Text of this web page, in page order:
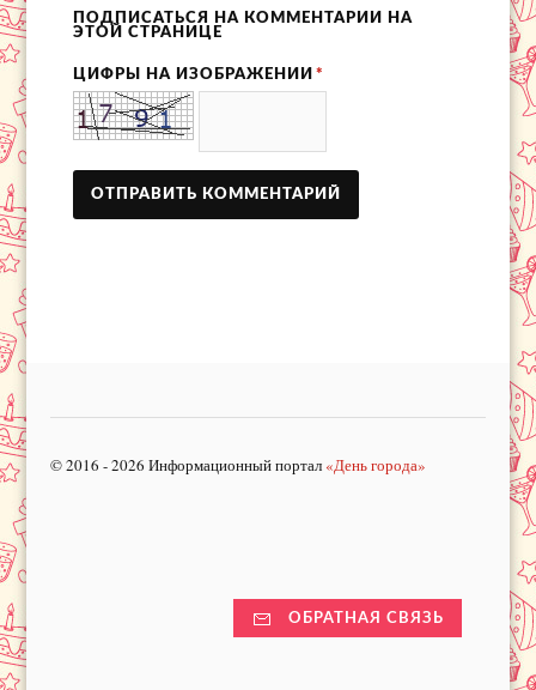
ПОДПИСАТЬСЯ НА КОММЕНТАРИИ НА
ЭТОЙ СТРАНИЦЕ
ЦИФРЫ НА ИЗОБРАЖЕНИИ *
© 2016 - 2026 Информационный портал «День города»
ОБРАТНАЯ СВЯЗЬ